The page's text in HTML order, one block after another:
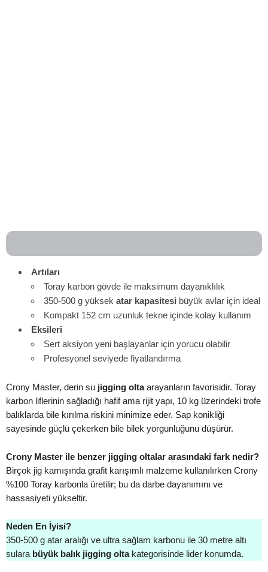
Artıları
Toray karbon gövde ile maksimum dayanıklılık
350-500 g yüksek atar kapasitesi büyük avlar için ideal
Kompakt 152 cm uzunluk tekne içinde kolay kullanım
Eksileri
Sert aksiyon yeni başlayanlar için yorucu olabilir
Profesyonel seviyede fiyatlandırma
Crony Master, derin su jigging oltaarayanların favorisidir. Toray
karbon liflerinin sağladığı hafif ama rijit yapı, 10 kg üzerindeki trofe
balıklarda bile kırılma riskini minimize eder. Sap konikliği
sayesinde güçlü çekerken bile bilek yorgunluğunu düşürür.
Crony Master ile benzer jigging oltalar arasındaki fark nedir?
Birçok jig kamışında grafit karışımlı malzeme kullanılırken Crony
%100 Toray karbonla üretilir; bu da darbe dayanımını ve
hassasiyeti yükseltir.
Neden En İyisi?
350-500 g atar aralığı ve ultra sağlam karbonu ile 30 metre altı
sulara büyük balık jigging oltakategorisinde lider konumda.